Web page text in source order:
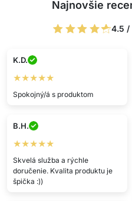
Najnovšie
4.5 /
K.D.
★★★★★
Spokojný/á s produktom
B.H.
★★★★★
Skvelá služba a rýchle
doručenie. Kvalita produktu je
špička :))